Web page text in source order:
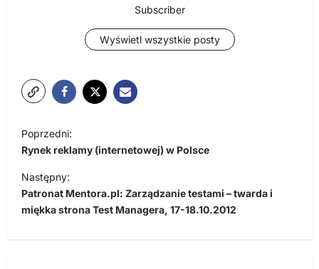
Subscriber
Wyświetl wszystkie posty
N
a
w
i
g
Poprzedni:
Rynek reklamy (internetowej) w Polsce
Następny:
Patronat Mentora.pl: Zarządzanie testami – twarda i
miękka strona Test Managera, 17-18.10.2012